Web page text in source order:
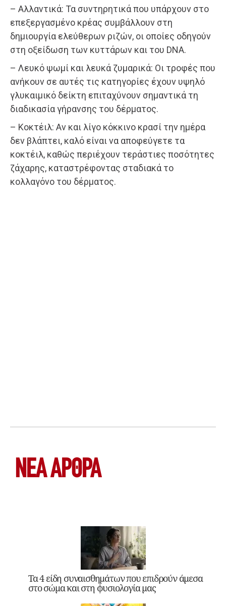
– Αλλαντικά: Τα συντηρητικά που υπάρχουν στο
επεξεργασμένο κρέας συμβάλλουν στη
δημιουργία ελεύθερων ριζών, οι οποίες οδηγούν
στη οξείδωση των κυττάρων και του DNA.
– Λευκό ψωμί και λευκά ζυμαρικά: Οι τροφές που
ανήκουν σε αυτές τις κατηγορίες έχουν υψηλό
γλυκαιμικό δείκτη επιταχύνουν σημαντικά τη
διαδικασία γήρανσης του δέρματος.
– Κοκτέιλ: Αν και λίγο κόκκινο κρασί την ημέρα
δεν βλάπτει, καλό είναι να αποφεύγετε τα
κοκτέιλ, καθώς περιέχουν τεράστιες ποσότητες
ζάχαρης, καταστρέφοντας σταδιακά το
κολλαγόνο του δέρματος.
ΝΕΑ ΆΡΘΡΑ
Τα 4 είδη συναισθημάτων που επιδρούν άμεσα
στο σώμα και στη φυσιολογία μας